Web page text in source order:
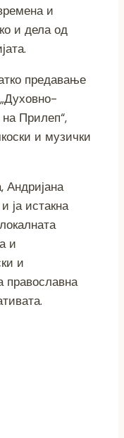
и
и дела од
предавање
Прилеп“,
и музички
Андријана
ја истакна
и
и
православна